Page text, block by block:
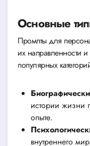
Основные
Промпты для
их направленности
популярных
истории жизни
опыте.
внутреннего